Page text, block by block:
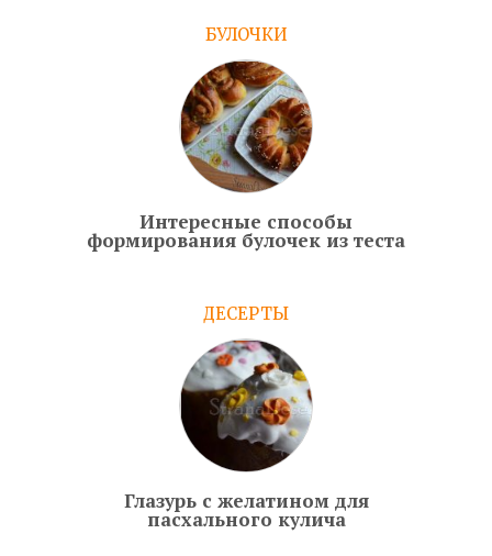
БУЛОЧКИ
Интересные способы
формирования булочек из теста
ДЕСЕРТЫ
Глазурь с желатином для
пасхального кулича